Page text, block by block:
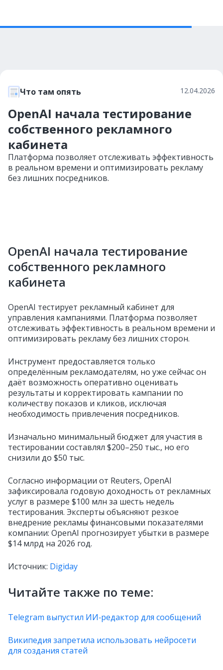
Что там опять 12.04.2026
OpenAI начала тестирование
собственного рекламного
кабинета
Платформа позволяет отслеживать эффективность
в реальном времени и оптимизировать рекламу
без лишних посредников.
OpenAI начала тестирование
собственного рекламного
кабинета
OpenAI тестирует рекламный кабинет для
управления кампаниями. Платформа позволяет
отслеживать эффективность в реальном времени и
оптимизировать рекламу без лишних сторон.
Инструмент предоставляется только
определённым рекламодателям, но уже сейчас он
даёт возможность оперативно оценивать
результаты и корректировать кампании по
количеству показов и кликов, исключая
необходимость привлечения посредников.
Изначально минимальный бюджет для участия в
тестировании составлял $200–250 тыс., но его
снизили до $50 тыс.
Согласно информации от Reuters, OpenAI
зафиксировала годовую доходность от рекламных
услуг в размере $100 млн за шесть недель
тестирования. Эксперты объясняют резкое
внедрение рекламы финансовыми показателями
компании: OpenAI прогнозирует убытки в размере
$14 млрд на 2026 год.
Источник: Digiday
Читайте также по теме:
Telegram выпустил ИИ‑редактор для сообщений
Википедия запретила использовать нейросети
для создания статей